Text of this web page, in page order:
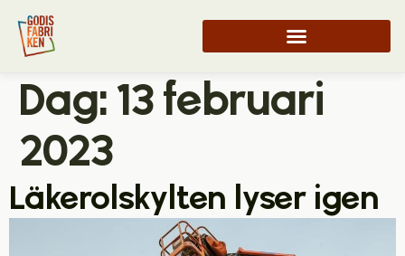
Dag:13 februari
2023
Läkerolskylten lyser igen